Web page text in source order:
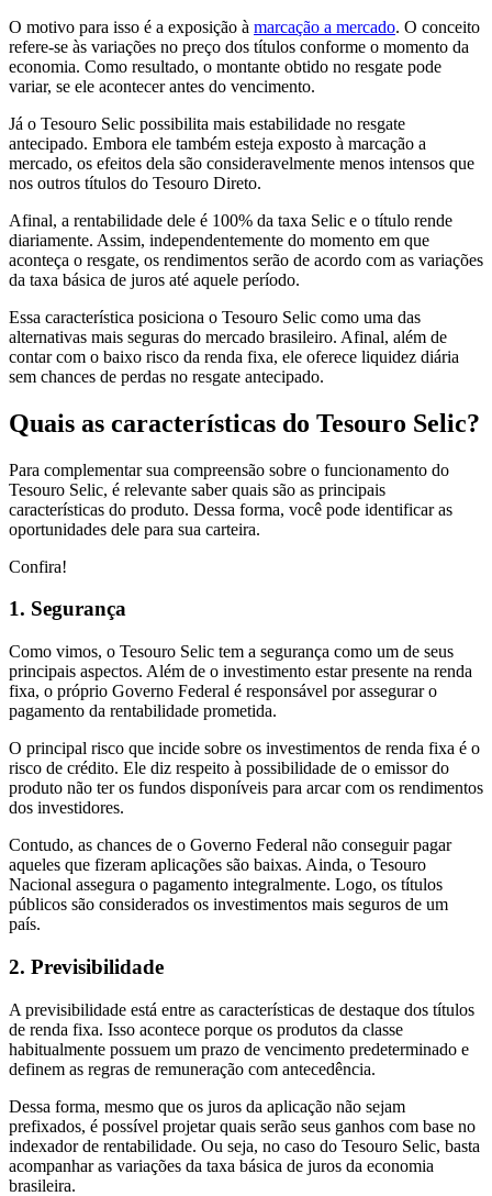
O motivo para isso é a exposição à marcação a mercado. O conceito
refere-se às variações no preço dos títulos conforme o momento da
economia. Como resultado, o montante obtido no resgate pode
variar, se ele acontecer antes do vencimento.
Já o Tesouro Selic possibilita mais estabilidade no resgate
antecipado. Embora ele também esteja exposto à marcação a
mercado, os efeitos dela são consideravelmente menos intensos que
nos outros títulos do Tesouro Direto.
Afinal, a rentabilidade dele é 100% da taxa Selic e o título rende
diariamente. Assim, independentemente do momento em que
aconteça o resgate, os rendimentos serão de acordo com as variações
da taxa básica de juros até aquele período.
Essa característica posiciona o Tesouro Selic como uma das
alternativas mais seguras do mercado brasileiro. Afinal, além de
contar com o baixo risco da renda fixa, ele oferece liquidez diária
sem chances de perdas no resgate antecipado.
Quais as características do Tesouro Selic?
Para complementar sua compreensão sobre o funcionamento do
Tesouro Selic, é relevante saber quais são as principais
características do produto. Dessa forma, você pode identificar as
oportunidades dele para sua carteira.
Confira!
1. Segurança
Como vimos, o Tesouro Selic tem a segurança como um de seus
principais aspectos. Além de o investimento estar presente na renda
fixa, o próprio Governo Federal é responsável por assegurar o
pagamento da rentabilidade prometida.
O principal risco que incide sobre os investimentos de renda fixa é o
risco de crédito. Ele diz respeito à possibilidade de o emissor do
produto não ter os fundos disponíveis para arcar com os rendimentos
dos investidores.
Contudo, as chances de o Governo Federal não conseguir pagar
aqueles que fizeram aplicações são baixas. Ainda, o Tesouro
Nacional assegura o pagamento integralmente. Logo, os títulos
públicos são considerados os investimentos mais seguros de um
país.
2. Previsibilidade
A previsibilidade está entre as características de destaque dos títulos
de renda fixa. Isso acontece porque os produtos da classe
habitualmente possuem um prazo de vencimento predeterminado e
definem as regras de remuneração com antecedência.
Dessa forma, mesmo que os juros da aplicação não sejam
prefixados, é possível projetar quais serão seus ganhos com base no
indexador de rentabilidade. Ou seja, no caso do Tesouro Selic, basta
acompanhar as variações da taxa básica de juros da economia
brasileira.